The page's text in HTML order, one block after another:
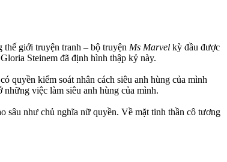
giới truyện tranh – bộ truyện Ms Marvel kỳ đầu được
Steinem đã định hình thập kỷ này.
quyền kiểm soát nhân cách siêu anh hùng của mình
việc làm siêu anh hùng của mình.
sâu như chủ nghĩa nữ quyền. Về mặt tinh thần cô tương